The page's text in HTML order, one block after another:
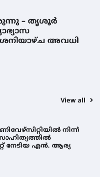
– തൃശൂർ
അവധി
View all
കവിതാസംഗമം
ചർച്ച കാട്ടൂർ, ടി. കെ.
16ന്
നിന്ന്
നേടിയ എൻ. ആര്യ